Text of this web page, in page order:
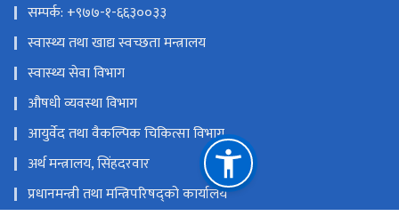
सम्पर्क: +९७७-१-६६३००३३
स्वास्थ्य तथा खाद्य स्वच्छता मन्त्रालय
स्वास्थ्य सेवा विभाग
औषधी व्यवस्था विभाग
आयुर्वेद तथा वैकल्पिक चिकित्सा विभाग,
अर्थ मन्त्रालय, सिंहदरवार
प्रधानमन्त्री तथा मन्त्रिपरिषद्को कार्यालय